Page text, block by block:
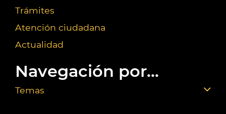
Trámites
Atención ciudadana
Actualidad
Navegación por...
Temas